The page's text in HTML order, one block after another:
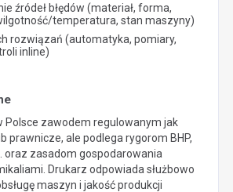
źródeł błędów (materiał, forma,
temperatura, stan maszyny)
rozwiązań (automatyka, pomiary,
inline)
Polsce zawodem regulowanym jak
prawnicze, ale podlega rygorom BHP,
oraz zasadom gospodarowania
Drukarz odpowiada służbowo
maszyn i jakość produkcji